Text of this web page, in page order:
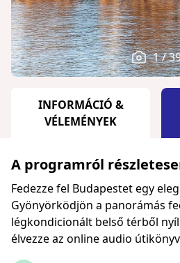
1 /
INFORMÁCIÓ &
VÉLEMÉNYEK
A programról
Fedezze fel Budapestet egy
Gyönyörködjön a panorámás
légkondicionált belső térből
élvezze az online audio